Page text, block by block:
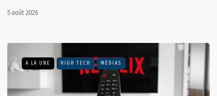
5 août 2026
A LA UNE HIGH TECH MÉDIAS